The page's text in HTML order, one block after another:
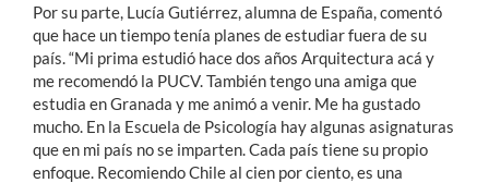
Por su parte, Lucía Gutiérrez, alumna de España, comentó
que hace un tiempo tenía planes de estudiar fuera de su
país. “Mi prima estudió hace dos años Arquitectura acá y
me recomendó la PUCV. También tengo una amiga que
estudia en Granada y me animó a venir. Me ha gustado
mucho. En la Escuela de Psicología hay algunas asignaturas
que en mi país no se imparten. Cada país tiene su propio
enfoque. Recomiendo Chile al cien por ciento, es una